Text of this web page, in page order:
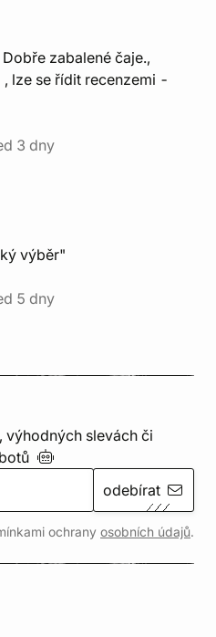
zabalené čaje.,
lze se řídit recenzemi -
3 dny
výběr"
5 dny
výhodných slevách či
odebírat
ochrany osobních údajů.